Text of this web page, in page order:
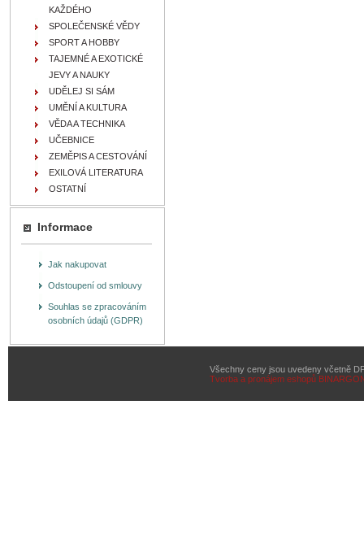
KAŽDÉHO
SPOLEČENSKÉ VĚDY
SPORT A HOBBY
TAJEMNÉ A EXOTICKÉ
JEVY A NAUKY
UDĚLEJ SI SÁM
UMĚNÍ A KULTURA
VĚDA A TECHNIKA
UČEBNICE
ZEMĚPIS A CESTOVÁNÍ
EXILOVÁ LITERATURA
OSTATNÍ
Informace
Jak nakupovat
Odstoupení od smlouvy
Souhlas se zpracováním
osobních údajů (GDPR)
Všechny ceny jsou uvedeny včetně
Tvorba a pronájem eshopů